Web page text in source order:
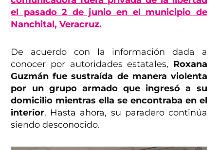
el pasado 2 de junio en el municipio de
Nanchital, Veracruz.
De acuerdo con la información dada a
conocer por autoridades estatales, Roxana
Guzmán fue sustraída de manera violenta
por un grupo armado que ingresó a su
domicilio mientras ella se encontraba en el
interior. Hasta ahora, su paradero continúa
siendo desconocido.